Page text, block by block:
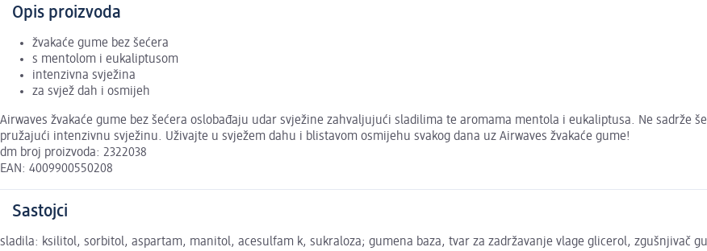
Opis proizvoda
žvakaće gume bez šećera
s mentolom i eukaliptusom
intenzivna svježina
za svjež dah i osmijeh
Airwaves žvakaće gume bez šećera oslobađaju udar svježine zahvaljujući sladilima te aromama mentola i eukaliptusa. Ne
pružajući intenzivnu svježinu. Uživajte u svježem dahu i blistavom osmijehu svakog dana uz Airwaves žvakaće gume!
dm broj proizvoda: 2322038
EAN: 4009900550208
Sastojci
sladila: ksilitol, sorbitol, aspartam, manitol, acesulfam k, sukraloza; gumena baza, tvar za zadržavanje vlage glicerol, zgušnjivač